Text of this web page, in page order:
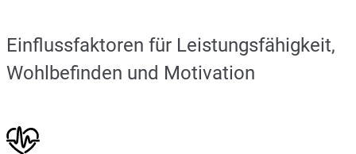
Einflussfaktoren für Leistungsfähigkeit,
Wohlbefinden und Motivation